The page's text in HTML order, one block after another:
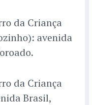
da Criança
avenida
da Criança
Brasil,